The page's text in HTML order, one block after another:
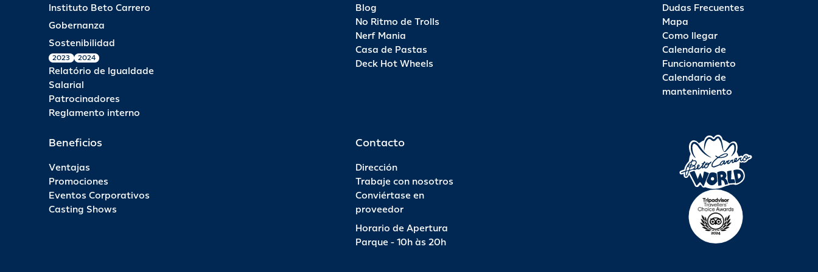
Instituto Beto Carrero
Gobernanza
Sostenibilidad
2023 2024
Relatório de Igualdade
Salarial
Patrocinadores
Reglamento interno
Blog
No Ritmo de Trolls
Nerf Mania
Casa de Pastas
Deck Hot Wheels
Dudas Frecuentes
Mapa
Como llegar
Calendario de
Funcionamiento
Calendario de
mantenimiento
Beneficios
Ventajas
Promociones
Eventos Corporativos
Casting Shows
Contacto
Dirección
Trabaje con nosotros
Conviértase en
proveedor
Horario de Apertura
Parque - 10h às 20h